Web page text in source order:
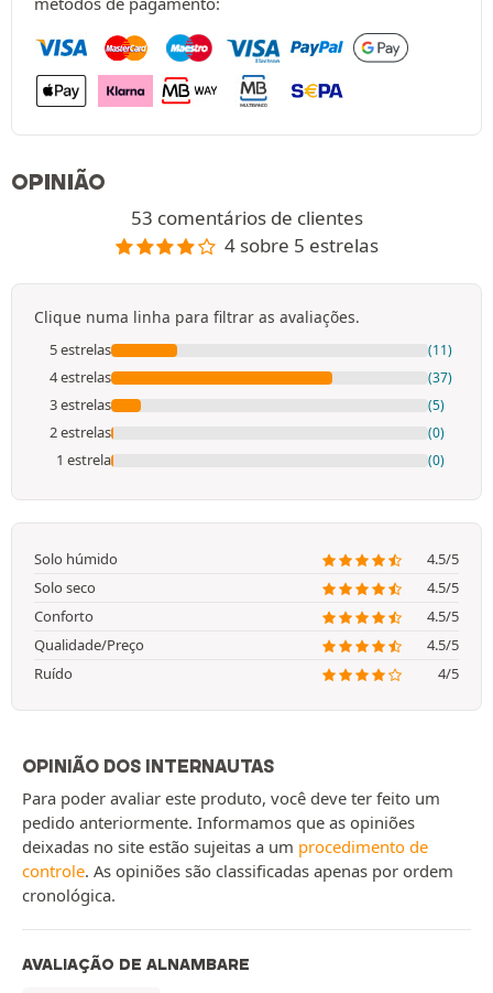
OPINIÃO
53 comentários de clientes
4 sobre 5 estrelas
Clique numa linha para filtrar as avaliações.
5 estrelas (11)
4 estrelas (37)
3 estrelas (5)
2 estrelas (0)
1 estrela (0)
Solo húmido
4.5/5
Solo seco
4.5/5
Conforto
4.5/5
Qualidade/Preço
4.5/5
Ruído
4/5
OPINIÃO DOS INTERNAUTAS
Para poder avaliar este produto, você deve ter feito um
pedido anteriormente. Informamos que as opiniões
deixadas no site estão sujeitas a um procedimento de
controle. As opiniões são classificadas apenas por ordem
cronológica.
AVALIAÇÃO DE ALNAMBARE